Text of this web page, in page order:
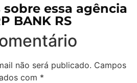
essa agência
BANK RS
não será publicado. Campos
com *